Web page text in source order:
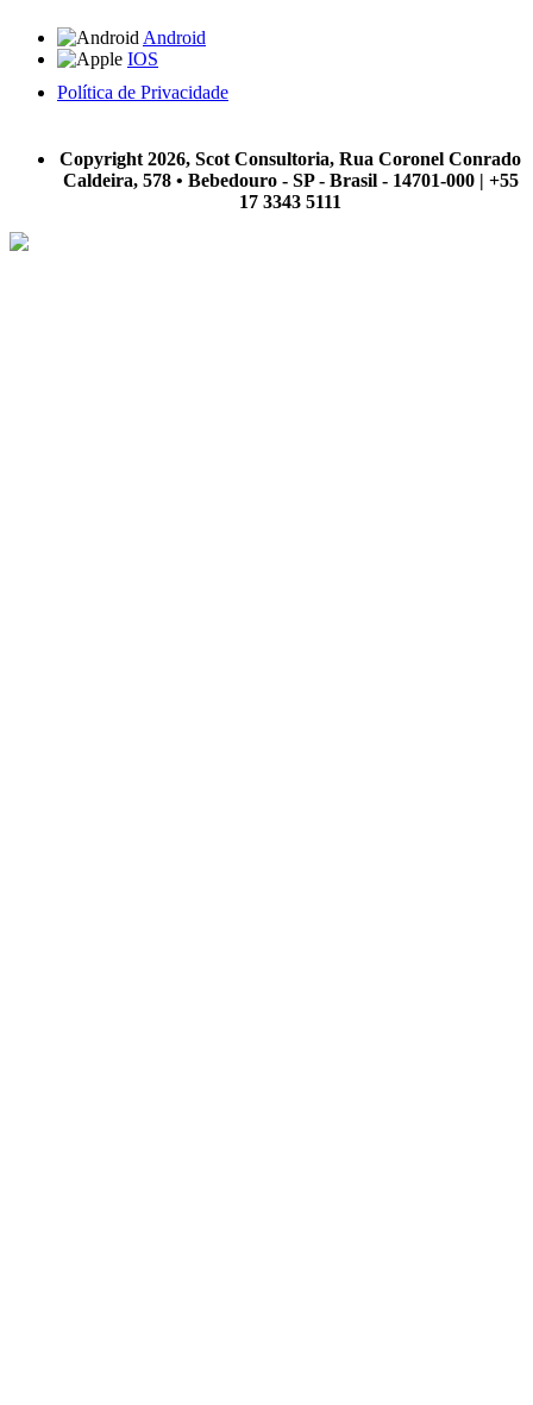
Android
IOS
Política de Privacidade
Copyright 2026, Scot Consultoria, Rua Coronel Conrado
Caldeira, 578 • Bebedouro - SP - Brasil - 14701-000 | +55
17 3343 5111